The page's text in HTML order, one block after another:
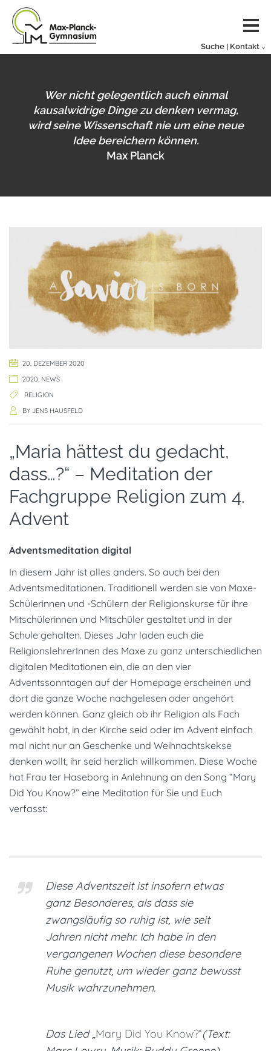
Suche | Kontakt
Wer nicht gelegentlich auch einmal
kausalwidrige Dinge zu denken vermag,
wird seine Wissenschaft nie um eine neue
Idee bereichern können.
Max Planck
20. DEZEMBER 2020
2020, NEWS
RELIGION
BY JENS HAUSFELD
„Maria hättest du gedacht,
dass…?“ – Meditation der
Fachgruppe Religion zum 4.
Advent
Adventsmeditation digital
In diesem Jahr ist alles anders. So auch bei den
Adventsmeditationen. Traditionell werden sie von Maxe-
Schülerinnen und -Schülern der Religionskurse für ihre
Mitschülerinnen und Mitschüler gestaltet und in der
Schule gehalten. Dieses Jahr laden euch die
ReligionslehrerInnen des Maxe zu ganz unterschiedlichen
digitalen Meditationen ein, die an den vier
Adventssonntagen auf der Homepage erscheinen und
dort die ganze Woche nachgelesen oder angehört
werden können. Ganz gleich ob ihr Religion als Fach
gewählt habt, in der Kirche seid oder im Advent einfach
mal nicht nur an Geschenke und Weihnachtskekse
denken wollt, ihr seid herzlich willkommen. Diese Woche
hat Frau ter Haseborg in Anlehnung an den Song “Mary
Did You Know?” eine Meditation für Sie und Euch
verfasst:
Diese Adventszeit ist insofern etwas
ganz Besonderes, als dass sie
zwangsläufig so ruhig ist, wie seit
Jahren nicht mehr. Ich habe in den
vergangenen Wochen diese besondere
Ruhe genutzt, um wieder ganz bewusst
Musik wahrzunehmen.
Das Lied „Mary Did You Know?“(Text: